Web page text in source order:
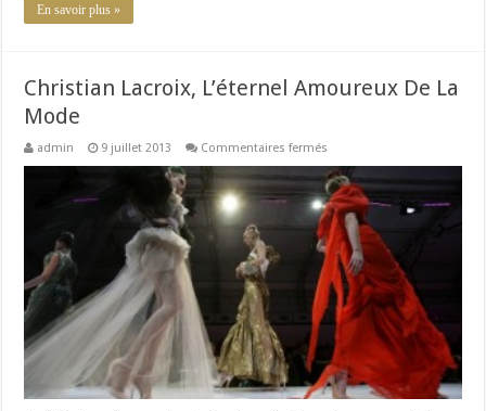
En savoir plus »
Christian Lacroix, L’éternel Amoureux De La
Mode
admin 9 juillet 2013 Commentaires fermés
Lacroix,
L’éternel
Amoureux
De
La
Mode